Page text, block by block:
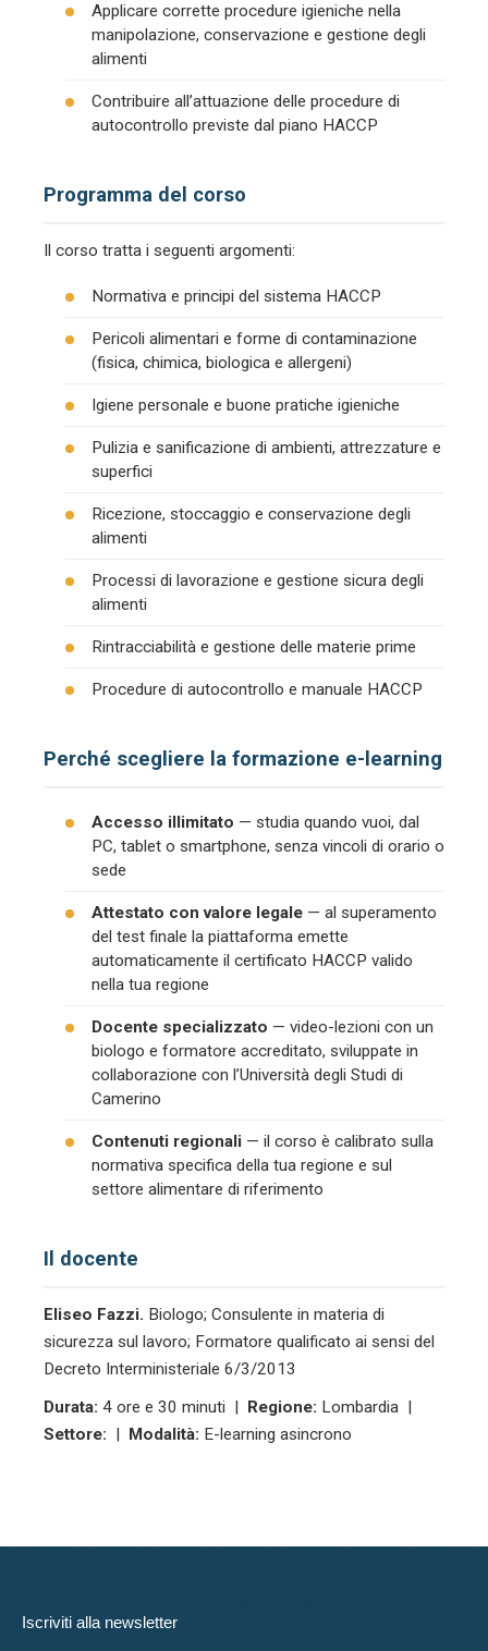
Applicare corrette procedure igieniche nella
manipolazione, conservazione e gestione degli
alimenti
Contribuire all’attuazione delle procedure di
autocontrollo previste dal piano HACCP
Programma del corso
Il corso tratta i seguenti argomenti:
Normativa e principi del sistema HACCP
Pericoli alimentari e forme di contaminazione
(fisica, chimica, biologica e allergeni)
Igiene personale e buone pratiche igieniche
Pulizia e sanificazione di ambienti, attrezzature e
superfici
Ricezione, stoccaggio e conservazione degli
alimenti
Processi di lavorazione e gestione sicura degli
alimenti
Rintracciabilità e gestione delle materie prime
Procedure di autocontrollo e manuale HACCP
Perché scegliere la formazione e-learning
Accesso illimitato — studia quando vuoi, dal
PC, tablet o smartphone, senza vincoli di orario o
sede
Attestato con valore legale — al superamento
del test finale la piattaforma emette
automaticamente il certificato HACCP valido
nella tua regione
Docente specializzato — video-lezioni con un
biologo e formatore accreditato, sviluppate in
collaborazione con l’Università degli Studi di
Camerino
Contenuti regionali — il corso è calibrato sulla
normativa specifica della tua regione e sul
settore alimentare di riferimento
Il docente
Eliseo Fazzi. Biologo; Consulente in materia di
sicurezza sul lavoro; Formatore qualificato ai sensi del
Decreto Interministeriale 6/3/2013
Durata: 4 ore e 30 minuti | Regione: Lombardia |
Settore: | Modalità: E-learning asincrono
Iscriviti alla newsletter